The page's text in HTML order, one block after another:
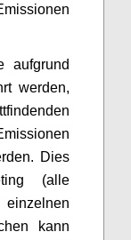
aufgrund
werden,
Dies
(alle
kann